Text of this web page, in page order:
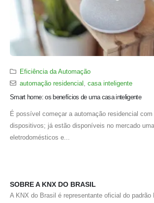
Eficiência da Automação
automação residencial , casa inteligente
Smart home: os benefícios de uma casa inteligente
É possível começar a automação residencial com
dispositivos; já estão disponíveis no mercado
eletrodomésticos e...
SOBRE A KNX DO BRASIL
A KNX do Brasil é representante oficial do padrão